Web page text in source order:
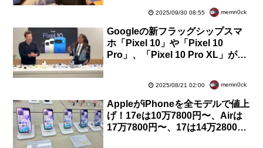
edge 60・50シリーズなど
2025/09/30 08:55 memn0ck
Googleの新フラッグシップスマ
ホ「Pixel 10」や「Pixel 10
Pro」、「Pixel 10 Pro XL」が正
2025/08/21 02:00 memn0ck
AppleがiPhoneを全モデルで値上
げ！17eは10万7800円〜、Airは
17万7800円〜、17は14万2800